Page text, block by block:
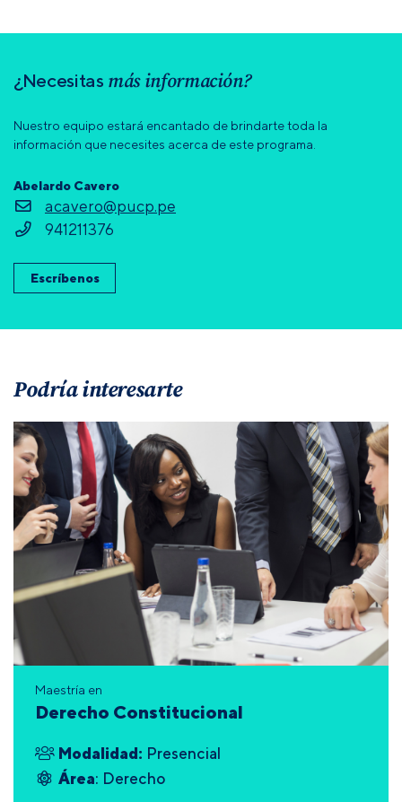
¿Necesitas más información?
Nuestro equipo estará encantado de brindarte toda la
información que necesites acerca de este programa.
Abelardo Cavero
acavero@pucp.pe
941211376
Escríbenos
Podría interesarte
Maestría en
Derecho Constitucional
Modalidad: Presencial
Área: Derecho